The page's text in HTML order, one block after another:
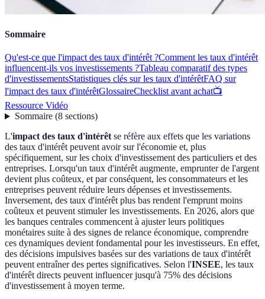
Sommaire
Qu'est-ce que l'impact des taux d'intérêt ?Comment les taux d'intérêt
influencent-ils vos investissements ?Tableau comparatif des types
d'investissementsStatistiques clés sur les taux d'intérêtFAQ sur
l'impact des taux d'intérêtGlossaireChecklist avant achat📺
Ressource Vidéo
Sommaire(8 sections)
L'impact des taux d'intérêtse réfère aux effets que les variations
des taux d'intérêt peuvent avoir sur l'économie et, plus
spécifiquement, sur les choix d'investissement des particuliers et des
entreprises. Lorsqu'un taux d'intérêt augmente, emprunter de l'argent
devient plus coûteux, et par conséquent, les consommateurs et les
entreprises peuvent réduire leurs dépenses et investissements.
Inversement, des taux d'intérêt plus bas rendent l'emprunt moins
coûteux et peuvent stimuler les investissements. En 2026, alors que
les banques centrales commencent à ajuster leurs politiques
monétaires suite à des signes de relance économique, comprendre
ces dynamiques devient fondamental pour les investisseurs. En effet,
des décisions impulsives basées sur des variations de taux d'intérêt
peuvent entraîner des pertes significatives. Selon l'INSEE, les taux
d'intérêt directs peuvent influencer jusqu'à 75% des décisions
d'investissement à moyen terme.